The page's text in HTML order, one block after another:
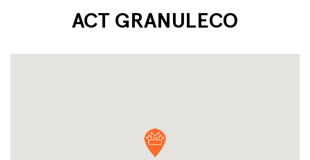
ACT GRANULECO